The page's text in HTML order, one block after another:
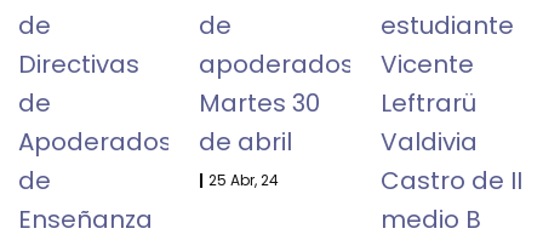
de
Directivas
de
Apoderados
de
Enseñanza
de
apoderados:
Martes 30
de abril
| 25 Abr, 24
estudiante
Vicente
Leftrarü
Valdivia
Castro de II
medio B